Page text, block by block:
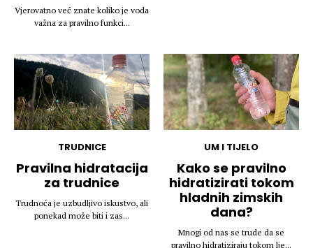
Vjerovatno već znate koliko je voda
važna za pravilno funkci...
TRUDNICE
Pravilna hidratacija
za trudnice
Trudnoća je uzbudljivo iskustvo, ali
ponekad može biti i zas...
UM I TIJELO
Kako se pravilno
hidratizirati tokom
hladnih zimskih
dana?
Mnogi od nas se trude da se
pravilno hidratiziraju tokom lje...